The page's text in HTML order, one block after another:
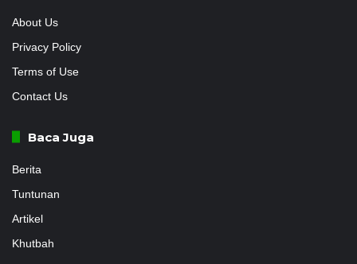
About Us
Privacy Policy
Terms of Use
Contact Us
Baca Juga
Berita
Tuntunan
Artikel
Khutbah